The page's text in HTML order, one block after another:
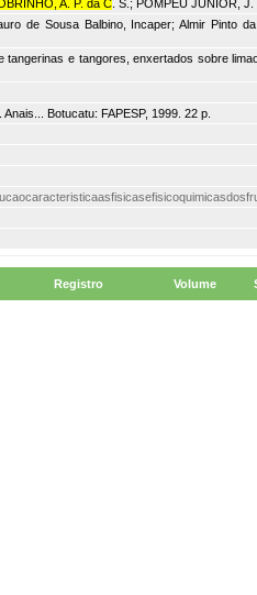
A. P. da C . S.; POMPEU JUNIOR, J.
de Sousa Balbino, Incaper; Almir Pinto
e tangores, enxertados sobre
Botucatu: FAPESP, 1999. 22 p.
Registro Volume